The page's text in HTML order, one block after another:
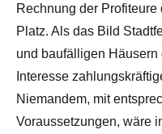
Rechnung der
Platz. Als das Bild
und baufälligen
Interesse
Niemandem, mit
Voraussetzungen, wäre